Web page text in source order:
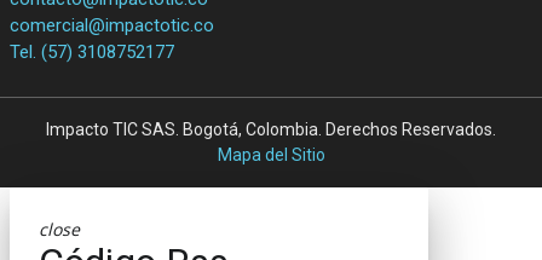
comercial@impactotic.co
Tel. (57) 3108752177
Impacto TIC SAS. Bogotá, Colombia. Derechos Reservados.
Mapa del Sitio
close